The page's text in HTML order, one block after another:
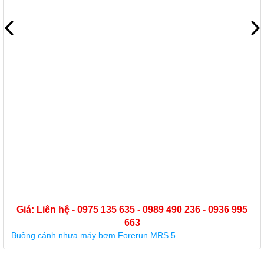
Giá: Liên hệ - 0975 135 635 - 0989 490 236 - 0936 995
663
Buồng cánh nhựa máy bơm Forerun MRS 5